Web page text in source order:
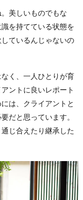
美しいものでもな
を持てている状態を
ているんじゃないの
く、一人ひとりが育
ントに良いレポート
は、クライアントと
だと思っています。
じ合えたり継承した